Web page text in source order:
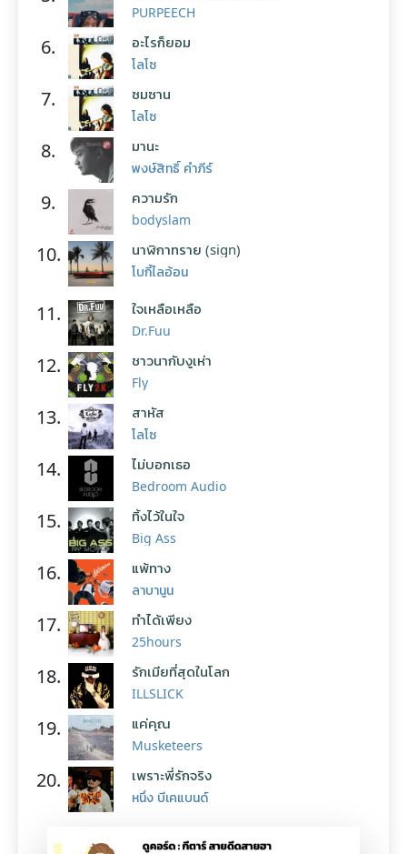
PURPEECH
6. อะไรก็ยอม
โลโซ
7. ซมซาน
โลโซ
8. มานะ
พงษ์สิทธิ์ คำภีร์
9. ความรัก
bodyslam
10. นาฬิกาทราย (sign)
โบกี้ไลอ้อน
11. ใจเหลือเหลือ
Dr.Fuu
12. ชาวนากับงูเห่า
Fly
13. สาหัส
โลโซ
14. ไม่บอกเธอ
Bedroom Audio
15. ทิ้งไว้ในใจ
Big Ass
16. แพ้ทาง
ลาบานูน
17. ทำได้เพียง
25hours
18. รักเมียที่สุดในโลก
ILLSLICK
19. แค่คุณ
Musketeers
20. เพราะพี่รักจริง
หนึ่ง บีเคแบนด์